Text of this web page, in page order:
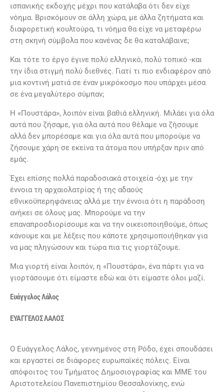
ισπανικής εκδοχής μέχρι που κατάλαβα ότι δεν είχε
νόημα. Βρισκόμουν σε άλλη χώρα, με άλλα ζητήματα και
διαφορετική κουλτούρα, τι νόημα θα είχε να μεταφέρω
στη σκηνή σύμβολα που κανένας δε θα καταλάβαινε;
Και τότε το έργο έγινε πολύ ελληνικό, πολύ τοπικό -και
την ίδια στιγμή πολύ διεθνές. Γιατί τι πιο ενδιαφέρον από
μια κοντινή ματιά σε έναν μικρόκοσμο που υπάρχει μέσα
σε ένα μεγαλύτερο σύμπαν;
Η «Πουστάρα», λοιπόν είναι βαθιά ελληνική. Μιλάει για όλα
αυτά που ζήσαμε, για όλα αυτά που θέλαμε να ζήσουμε
αλλά δεν μπορέσαμε και για όλα αυτά που μπορούμε να
ζήσουμε χάρη σε εκείνα τα άτομα που υπήρξαν πριν από
εμάς.
Έχει επίσης πολλά παραδοσιακά στοιχεία -όχι με την
έννοια τη αρχαιολατρίας ή της αδαούς
εθνικοϋπερηφάνειας αλλά με την έννοια ότι η παράδοση
ανήκει σε όλους μας. Μπορούμε να την
επαναπροσδιορίσουμε και να την οικειοποιηθούμε, όπως
κάνουμε και με λέξεις που κάποτε χρησιμοποιήθηκαν για
να μας πληγώσουν και τώρα πια τις γιορτάζουμε.
Μια γιορτή είναι λοιπόν, η «Πουστάρα», ένα πάρτι για να
γιορτάσουμε ότι είμαστε εδώ και ότι είμαστε όλοι μαζί.
Ευάγγελος Λάλος
ΕΥΑΓΓΕΛΟΣ ΛΑΛΟΣ
Ο Ευάγγελος Λάλος, γεννημένος στη Ρόδο, έχει σπουδάσει
και εργαστεί σε διάφορες ευρωπαϊκές πόλεις. Είναι
απόφοιτος του Τμήματος Δημοσιογραφίας και ΜΜΕ του
Αριστοτελείου Πανεπιστημίου Θεσσαλονίκης, ενώ